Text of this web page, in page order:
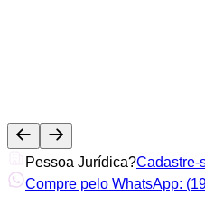
Pessoa Jurídica?Cadastre-
Compre pelo WhatsApp: